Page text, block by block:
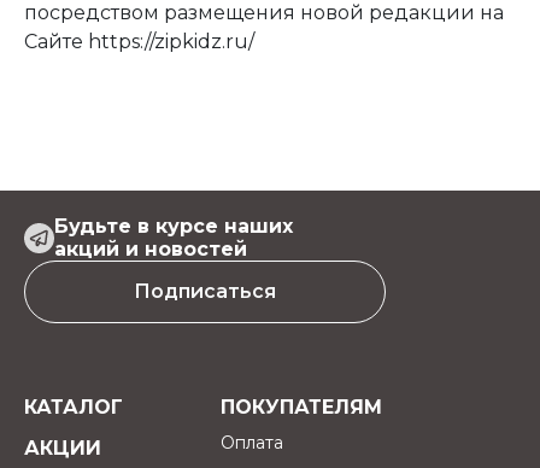
посредством размещения новой редакции на
Сайте https://zipkidz.ru/
Будьте в курсе наших
акций и новостей
Подписаться
КАТАЛОГ
АКЦИИ
ПОКУПАТЕЛЯМ
Оплата